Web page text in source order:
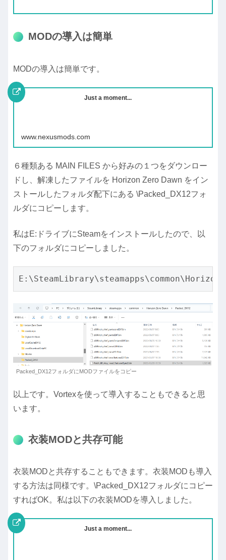
MODの導入は簡単
MODの導入は簡単です。
Just a moment...
www.nexusmods.com
６種類ある MAIN FILES から好みの１つをダウンロー
ドし、解凍したファイルを Horizon Zero Dawn をイン
ストールしたフォルダ配下にある \Packed_DX12フォ
ルダにコピーします。
私はE:ドライブにSteamをインストールしたので、以
下のフォルダにコピーしました。
E:\SteamLibrary\steamapps\common\Horizon
Packed_DX12フォルダにMODファイルをコピー
以上です。Vortexを使って導入することもできると思
います。
衣装MODと共存可能
衣装MODと共存することもできます。衣装MODも導入
する方法は同様です。\Packed_DX12フォルダにコピー
すればOK。私は以下の衣装MODを導入しました。
Just a moment...